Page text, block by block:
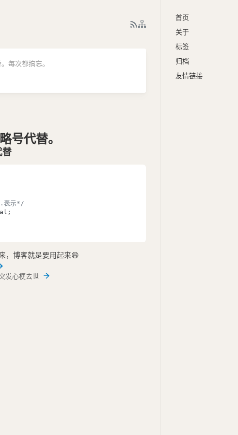
每次都搞忘。
号代替。
替
表示*/
，博客就是要用起来😄
发心梗去世
首页
关于
标签
归档
友情链接